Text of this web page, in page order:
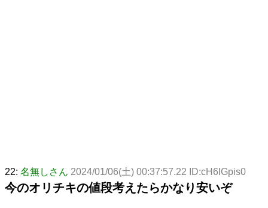
22: 名無しさん 2024/01/06(土) 00:37:57.22 ID:cH6lGpis0
今のオリチキの値段考えたらかなり安いぞ